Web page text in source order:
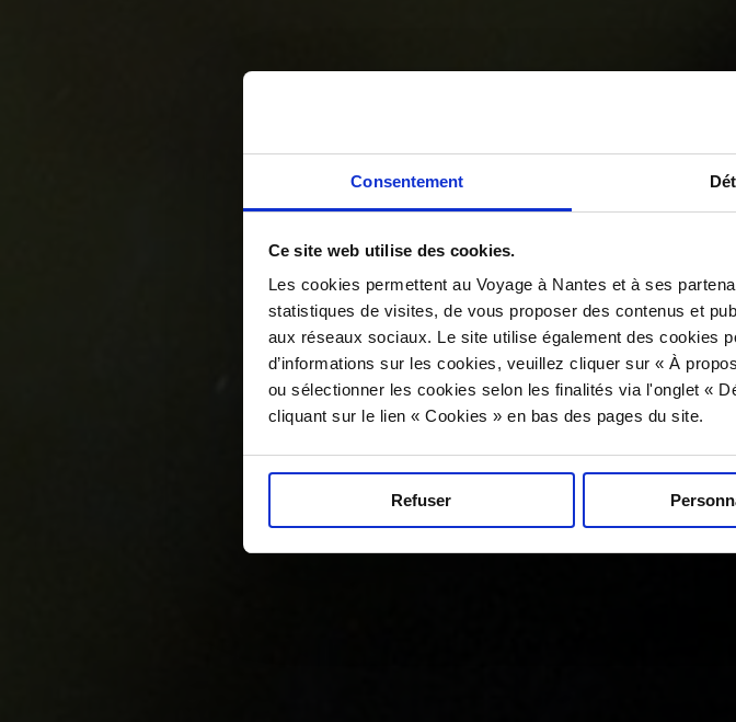
Consentement
Ce site web utilise des cookies.
Les cookies permettent au Voyage à Nantes et à ses
statistiques de visites, de vous proposer des contenus et
aux réseaux sociaux. Le site utilise également des cookies
d’informations sur les cookies, veuillez cliquer sur « À
ou sélectionner les cookies selon les finalités via l'onglet «
cliquant sur le lien « Cookies » en bas des pages du site.
Refuser